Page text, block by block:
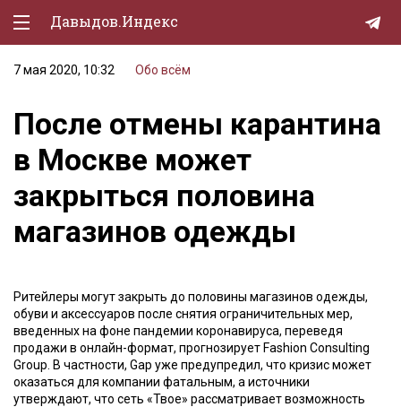
Давыдов.Индекс
Политическая жизнь
Экономика
Природа
Образование
Спорт
Lifestyle
Мурзилка
7 мая 2020, 10:32 Обо всём
После отмены карантина
в Москве может
закрыться половина
магазинов одежды
Ритейлеры могут закрыть до половины магазинов одежды,
обуви и аксессуаров после снятия ограничительных мер,
введенных на фоне пандемии коронавируса, переведя
продажи в онлайн-формат, прогнозирует Fashion Consulting
Group. В частности, Gap уже предупредил, что кризис может
оказаться для компании фатальным, а источники
утверждают, что сеть «Твое» рассматривает возможность